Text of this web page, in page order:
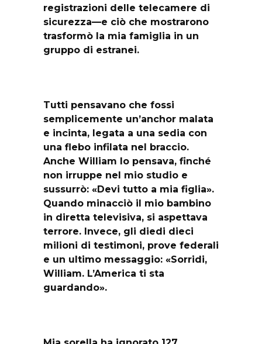
registrazioni delle telecamere di
sicurezza—e ciò che mostrarono
trasformò la mia famiglia in un
gruppo di estranei.
Tutti pensavano che fossi
semplicemente un’anchor malata
e incinta, legata a una sedia con
una flebo infilata nel braccio.
Anche William lo pensava, finché
non irruppe nel mio studio e
sussurrò: «Devi tutto a mia figlia».
Quando minacciò il mio bambino
in diretta televisiva, si aspettava
terrore. Invece, gli diedi dieci
milioni di testimoni, prove federali
e un ultimo messaggio: «Sorridi,
William. L’America ti sta
guardando».